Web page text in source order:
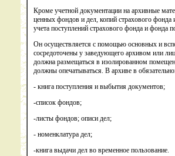
Кроме учетной документации на архивные
ценных фондов и дел, копий страхового
учета поступлений страхового фонда и фонда
Он осуществляется с помощью основных и
сосредоточены у заведующего архивом или
должна размещаться в изолированном
должны опечатываться. В архиве в
- книга поступления и выбытия документов;
-список фондов;
-листы фондов; описи дел;
- номенклатура дел;
-книга выдачи дел во временное пользование.